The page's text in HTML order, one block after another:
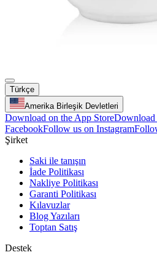
Türkçe
Amerika Birleşik Devletleri
Download on the App StoreDownload
FacebookFollow us on Instagram
Şirket
Saki ile tanışın
İade Politikası
Nakliye Politikası
Garanti Politikası
Kılavuzlar
Blog Yazıları
Toptan Satış
Destek